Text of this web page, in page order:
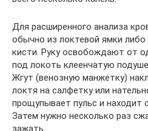
Для расширенного анализа
обычно из локтевой ямки либо
кисти. Руку освобождают от
под локоть клеенчатую
Жгут (венозную манжетку)
локтя на салфетку или
прощупывает пульс и находит
Затем нужно несколько раз
зажать.